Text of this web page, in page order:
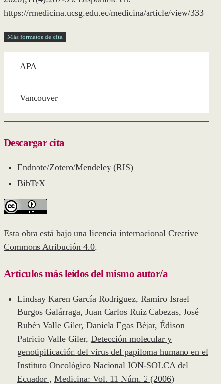
https://rmedicina.ucsg.edu.ec/medicina/article/view/333
Más formatos de cita
APA
Vancouver
Descargar cita
Endnote/Zotero/Mendeley (RIS)
BibTeX
Esta obra está bajo una licencia internacional Creative
Commons Atribución 4.0.
Artículos más leídos del mismo autor/a
Lindsay Karen García Rodriguez, Ramiro Israel
Burgos Galárraga, Juan Carlos Ruiz Cabezas, José
Rubén Valle Giler, Daniela Egas Béjar, Édison
Patricio Valle Giler, Detección molecular y
genotipificación del virus del papiloma humano en el
Instituto Oncológico Nacional ION-SOLCA del
Ecuador , Medicina: Vol. 11 Núm. 2 (2006)